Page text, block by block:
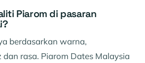
Piarom di pasaran
berdasarkan warna,
dan rasa. Piarom Dates Malaysia